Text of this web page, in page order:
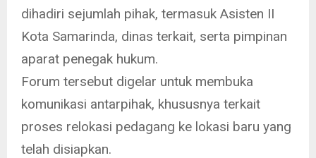
dihadiri sejumlah pihak, termasuk Asisten II
Kota Samarinda, dinas terkait, serta pimpinan
aparat penegak hukum.
Forum tersebut digelar untuk membuka
komunikasi antarpihak, khususnya terkait
proses relokasi pedagang ke lokasi baru yang
telah disiapkan.